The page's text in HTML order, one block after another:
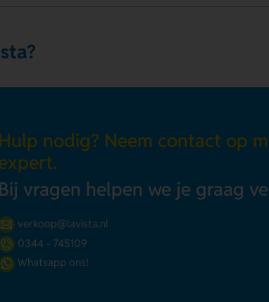
Hulp nodig? Neem contact op
Bij vragen helpen we je graag
verkoop@lavista.nl
0344 - 745109
Whatsapp ons!